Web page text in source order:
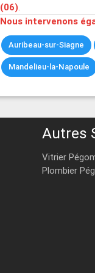
(06)
Nous intervenons
Auribeau-sur-Siagne
Mandelieu-la-Napoule
Autres
Vitrier
Plombier